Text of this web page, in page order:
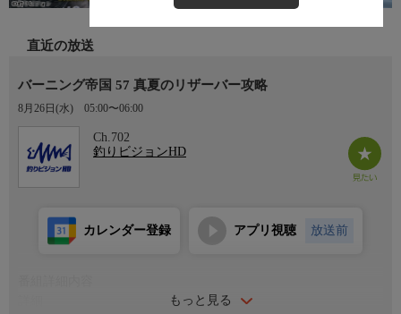
直近の放送
バーニング帝国 57 真夏のリザーバー攻略
8月26日(水) 05:00〜06:00
Ch.702
釣りビジョンHD
もっと見る
カレンダー登録 アプリ視聴 放送前